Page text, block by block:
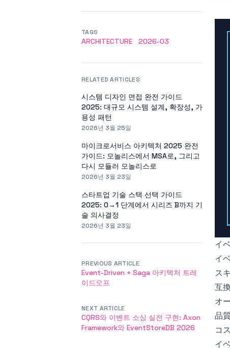
イ
イ
ス
互
オ
品
コ
イ
TAGS
ARCHITECTURE 2026-03
RELATED ARTICLES
시스템 디자인 면접 완전 가이드
2025: 대규모 시스템 설계, 확장성, 가
용성 패턴
2026년 3월 25일
마이크로서비스 아키텍처 2025 완전
가이드: 모놀리스에서 MSA로, 그리고
다시 모듈러 모놀리스로
2026년 3월 23일
스타트업 기술 스택 선택 가이드
2025: 0→1 단계에서 시리즈 B까지 기
술 의사결정
2026년 3월 23일
PREVIOUS ARTICLE
Event-Driven + Saga 아키텍처 트레
이드오프
NEXT ARTICLE
CQRS와 이벤트 소싱 실전 구현: Axon
Framework와 EventStoreDB 2026